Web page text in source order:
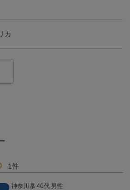
カ
1
神奈川県 40代 男性